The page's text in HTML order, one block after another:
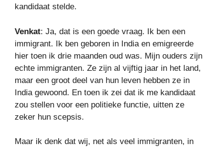
kandidaat stelde.
Venkat: Ja, dat is een goede vraag. Ik ben een
immigrant. Ik ben geboren in India en emigreerde
hier toen ik drie maanden oud was. Mijn ouders zijn
echte immigranten. Ze zijn al vijftig jaar in het land,
maar een groot deel van hun leven hebben ze in
India gewoond. En toen ik zei dat ik me kandidaat
zou stellen voor een politieke functie, uitten ze
zeker hun scepsis.
Maar ik denk dat wij, net als veel immigranten, in